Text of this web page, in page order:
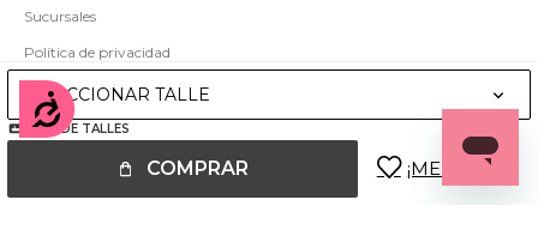
Accesibilidad
SELECCIONAR TALLE
GUÍA DE TALLES
COMPRAR
Sucursales
Política de privacidad
Mapa del sitio